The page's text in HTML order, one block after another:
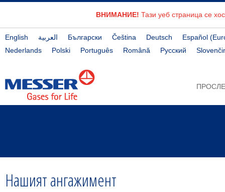
ВНИМАНИЕ! Тази уеб страница се
English العربية Български Čeština Deutsch
Español
Nederlands
Polski Português Română Русский
Нашият ангажимент